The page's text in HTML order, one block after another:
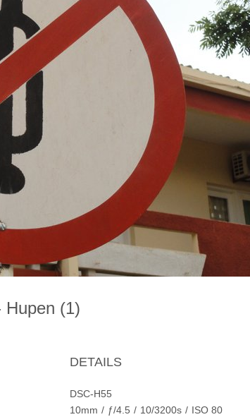
Hupen (1)
DETAILS
DSC-H55
10mm / ƒ/4.5 / 10/3200s / ISO 80